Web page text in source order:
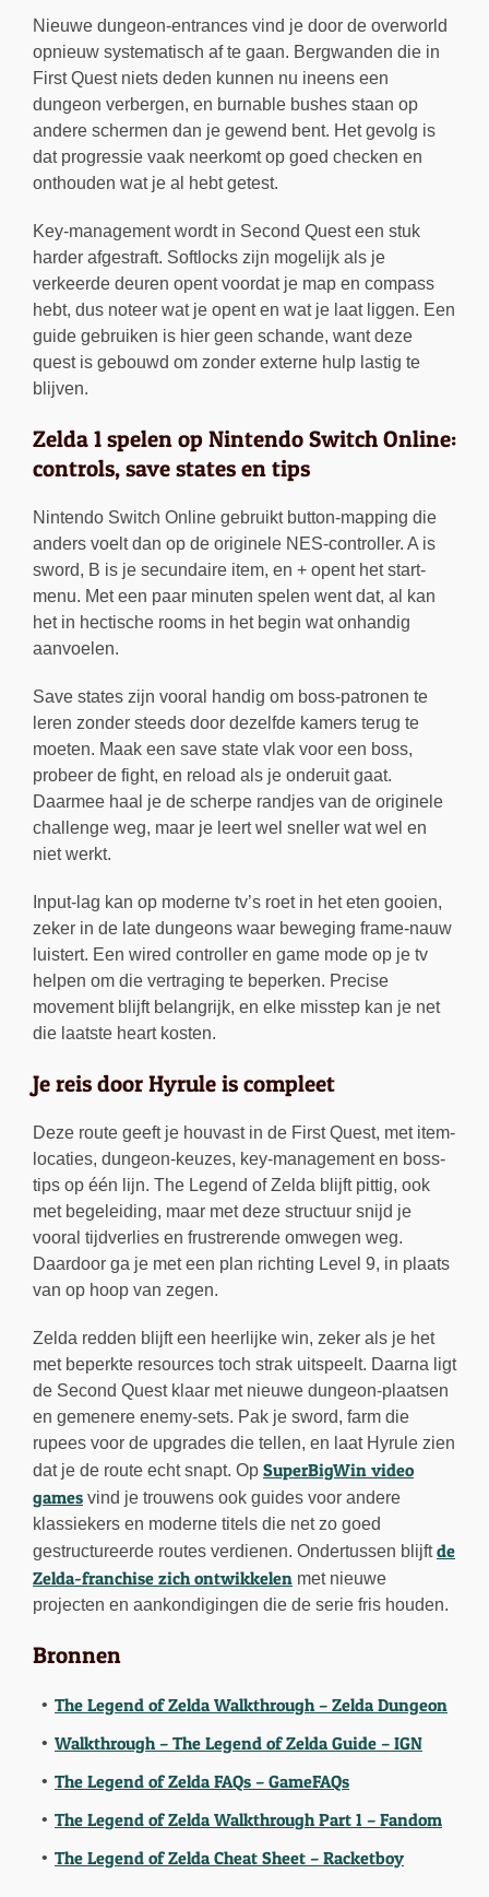
Nieuwe dungeon-entrances vind je door de overworld
opnieuw systematisch af te gaan. Bergwanden die in
First Quest niets deden kunnen nu ineens een
dungeon verbergen, en burnable bushes staan op
andere schermen dan je gewend bent. Het gevolg is
dat progressie vaak neerkomt op goed checken en
onthouden wat je al hebt getest.
Key-management wordt in Second Quest een stuk
harder afgestraft. Softlocks zijn mogelijk als je
verkeerde deuren opent voordat je map en compass
hebt, dus noteer wat je opent en wat je laat liggen. Een
guide gebruiken is hier geen schande, want deze
quest is gebouwd om zonder externe hulp lastig te
blijven.
Zelda 1 spelen op Nintendo Switch Online:
controls, save states en tips
Nintendo Switch Online gebruikt button-mapping die
anders voelt dan op de originele NES-controller. A is
sword, B is je secundaire item, en + opent het start-
menu. Met een paar minuten spelen went dat, al kan
het in hectische rooms in het begin wat onhandig
aanvoelen.
Save states zijn vooral handig om boss-patronen te
leren zonder steeds door dezelfde kamers terug te
moeten. Maak een save state vlak voor een boss,
probeer de fight, en reload als je onderuit gaat.
Daarmee haal je de scherpe randjes van de originele
challenge weg, maar je leert wel sneller wat wel en
niet werkt.
Input-lag kan op moderne tv’s roet in het eten gooien,
zeker in de late dungeons waar beweging frame-nauw
luistert. Een wired controller en game mode op je tv
helpen om die vertraging te beperken. Precise
movement blijft belangrijk, en elke misstep kan je net
die laatste heart kosten.
Je reis door Hyrule is compleet
Deze route geeft je houvast in de First Quest, met item-
locaties, dungeon-keuzes, key-management en boss-
tips op één lijn. The Legend of Zelda blijft pittig, ook
met begeleiding, maar met deze structuur snijd je
vooral tijdverlies en frustrerende omwegen weg.
Daardoor ga je met een plan richting Level 9, in plaats
van op hoop van zegen.
Zelda redden blijft een heerlijke win, zeker als je het
met beperkte resources toch strak uitspeelt. Daarna ligt
de Second Quest klaar met nieuwe dungeon-plaatsen
en gemenere enemy-sets. Pak je sword, farm die
rupees voor de upgrades die tellen, en laat Hyrule zien
dat je de route echt snapt. Op SuperBigWin video
games vind je trouwens ook guides voor andere
klassiekers en moderne titels die net zo goed
gestructureerde routes verdienen. Ondertussen blijftde
Zelda-franchise zich ontwikkelen met nieuwe
projecten en aankondigingen die de serie fris houden.
Bronnen
The Legend of Zelda Walkthrough – Zelda Dungeon
Walkthrough – The Legend of Zelda Guide – IGN
The Legend of Zelda FAQs – GameFAQs
The Legend of Zelda Walkthrough Part 1 – Fandom
The Legend of Zelda Cheat Sheet – Racketboy